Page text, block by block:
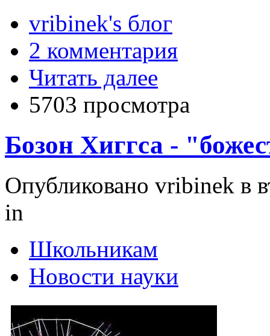
vribinek's блог
2 комментария
Читать далее
5703 просмотра
Бозон Хиггса -
Опубликовано vribinek в
in
Школьникам
Новости науки